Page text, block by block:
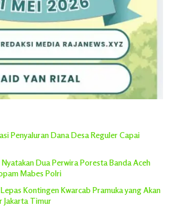
Penyaluran Dana Desa Reguler Capai
Dua Perwira Poresta Banda Aceh
Mabes Polri
Kontingen Kwarcab Pramuka yang Akan
Jakarta Timur